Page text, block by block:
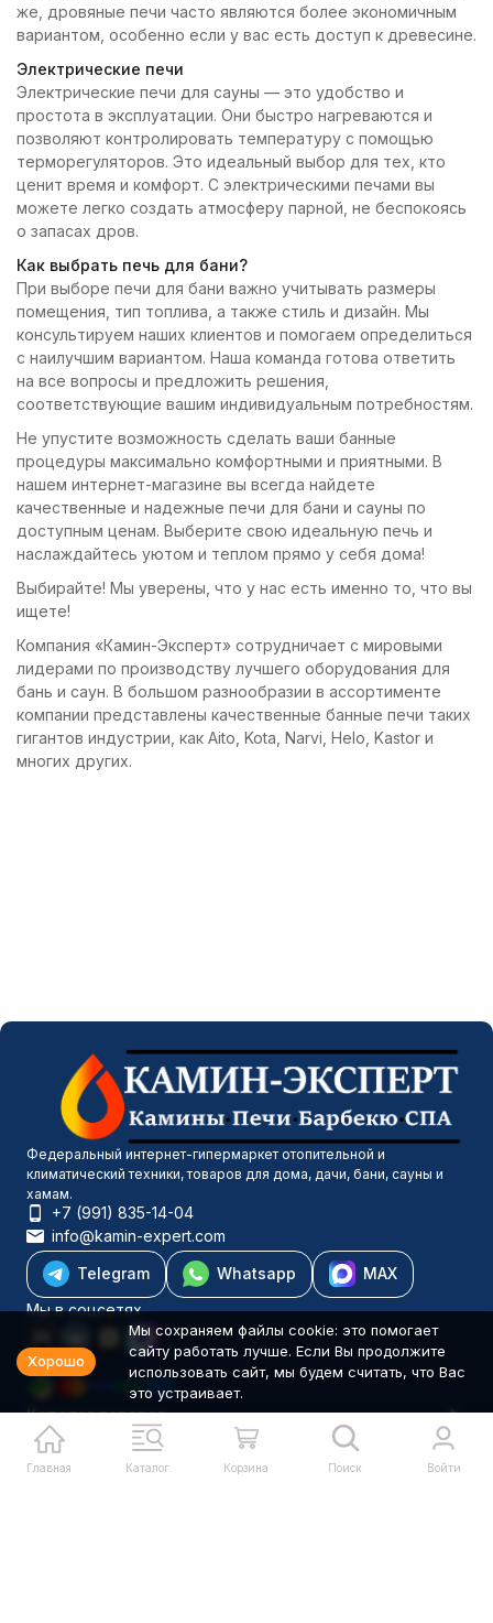
же, дровяные печи часто являются более экономичным
вариантом, особенно если у вас есть доступ к древесине.
Электрические печи
Электрические печи для сауны — это удобство и
простота в эксплуатации. Они быстро нагреваются и
позволяют контролировать температуру с помощью
терморегуляторов. Это идеальный выбор для тех, кто
ценит время и комфорт. С электрическими печами вы
можете легко создать атмосферу парной, не беспокоясь
о запасах дров.
Как выбрать печь для бани?
При выборе печи для бани важно учитывать размеры
помещения, тип топлива, а также стиль и дизайн. Мы
консультируем наших клиентов и помогаем определиться
с наилучшим вариантом. Наша команда готова ответить
на все вопросы и предложить решения,
соответствующие вашим индивидуальным потребностям.
Не упустите возможность сделать ваши банные
процедуры максимально комфортными и приятными. В
нашем интернет-магазине вы всегда найдете
качественные и надежные печи для бани и сауны по
доступным ценам. Выберите свою идеальную печь и
наслаждайтесь уютом и теплом прямо у себя дома!
Выбирайте! Мы уверены, что у нас есть именно то, что вы
ищете!
Компания «Камин-Эксперт» сотрудничает с мировыми
лидерами по производству лучшего оборудования для
бань и саун. В большом разнообразии в ассортименте
компании представлены качественные банные печи таких
гигантов индустрии, как Aito, Kota, Narvi, Helo, Kastor и
многих других.
Главная Каталог Корзина Поиск Войти
Федеральный интернет-гипермаркет отопительной и
климатический техники, товаров для дома, дачи, бани, сауны и
хамам.
+7 (991) 835-14-04
info@kamin-expert.com
Telegram
Whatsapp
MAX
Мы в соцсетях
Каталог товаров
Компания
Информация
Хорошо
Мы сохраняем файлы cookie: это помогает
сайту работать лучше. Если Вы продолжите
использовать сайт, мы будем считать, что Вас
это устраивает.